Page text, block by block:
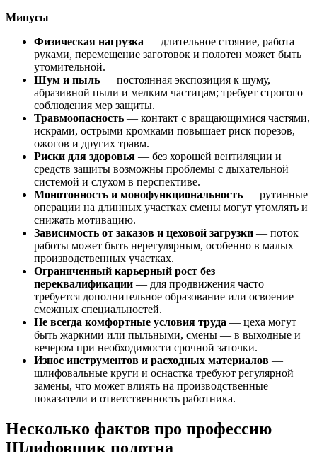
Минусы
Физическая нагрузка — длительное стояние, работа
руками, перемещение заготовок и полотен может быть
утомительной.
Шум и пыль — постоянная экспозиция к шуму,
абразивной пыли и мелким частицам; требует строгого
соблюдения мер защиты.
Травмоопасность — контакт с вращающимися частями,
искрами, острыми кромками повышает риск порезов,
ожогов и других травм.
Риски для здоровья — без хорошей вентиляции и
средств защиты возможны проблемы с дыхательной
системой и слухом в перспективе.
Монотонность и монофункциональность — рутинные
операции на длинных участках смены могут утомлять и
снижать мотивацию.
Зависимость от заказов и цеховой загрузки — поток
работы может быть нерегулярным, особенно в малых
производственных участках.
Ограниченный карьерный рост без
переквалификации — для продвижения часто
требуется дополнительное образование или освоение
смежных специальностей.
Не всегда комфортные условия труда — цеха могут
быть жаркими или пыльными, смены — в выходные и
вечером при необходимости срочной заточки.
Износ инструментов и расходных материалов —
шлифовальные круги и оснастка требуют регулярной
замены, что может влиять на производственные
показатели и ответственность работника.
Несколько фактов про профессию
Шлифовщик полотна